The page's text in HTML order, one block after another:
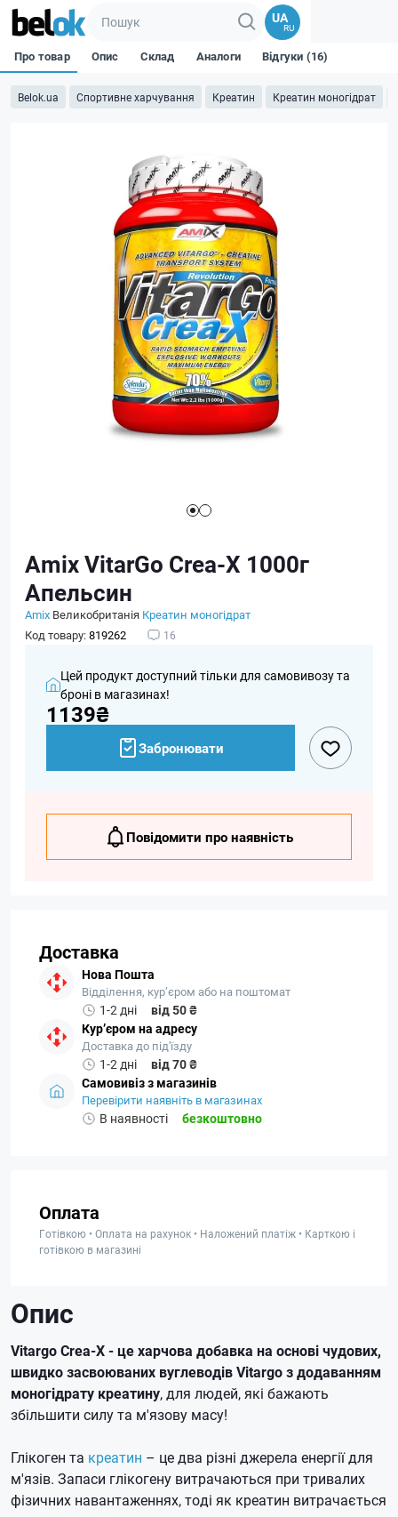
UA
RU
Belok.ua Спортивне харчування Креатин Креатин моногідрат
Про товар Опис Склад Аналоги Відгуки (16)
Amix VitarGo Crea-X 1000г
Апельсин
Amix Великобританія Креатин моногідрат
Код товару:819262 16
Цей продукт доступний тільки для самовивозу та
броні в магазинах!
1139₴
Забронювати
Повідомити про наявність
Доставка
Нова Пошта
Відділення, кур’єром або на поштомат
1-2 дні
від 50 ₴
Кур’єром на адресу
Доставка до під'їзду
1-2 дні
від 70 ₴
Самовивіз з магазинів
Перевірити наявніть в магазинах
В наявності безкоштовно
Оплата
Готівкою • Оплата на рахунок • Наложений платіж • Карткою і
готівкою в магазині
Опис
Vitargo Crea-X - це харчова добавка на основі чудових,
швидко засвоюваних вуглеводів Vitargo з додаванням
моногідрату креатину, для людей, які бажають
збільшити силу та м'язову масу!
Глікоген та креатин – це два різні джерела енергії для
м'язів. Запаси глікогену витрачаються при тривалих
фізичних навантаженнях, тоді як креатин витрачається